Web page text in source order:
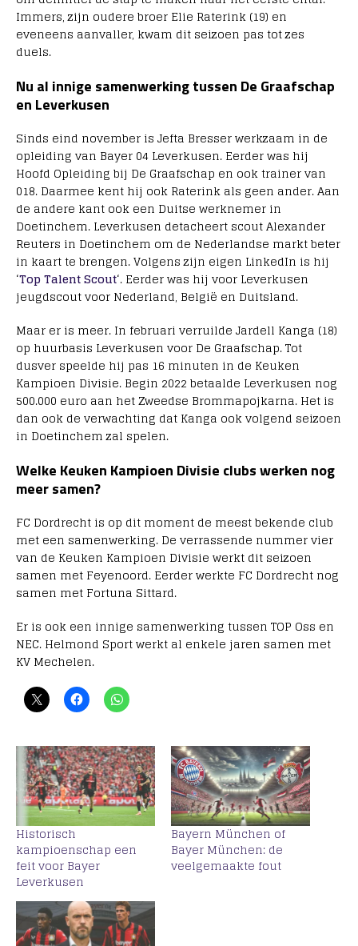
Immers, zijn oudere broer Elie Raterink (19) en
eveneens aanvaller, kwam dit seizoen pas tot zes
duels.
Nu al innige samenwerking tussen De Graafschap
en Leverkusen
Sinds eind november is Jefta Bresser werkzaam in de
opleiding van Bayer 04 Leverkusen. Eerder was hij
Hoofd Opleiding bij De Graafschap en ook trainer van
018. Daarmee kent hij ook Raterink als geen ander. Aan
de andere kant ook een Duitse werknemer in
Doetinchem. Leverkusen detacheert scout Alexander
Reuters in Doetinchem om de Nederlandse markt beter
in kaart te brengen. Volgens zijn eigen LinkedIn is hij
‘Top Talent Scout‘. Eerder was hij voor Leverkusen
jeugdscout voor Nederland, België en Duitsland.
Maar er is meer. In februari verruilde Jardell Kanga (18)
op huurbasis Leverkusen voor De Graafschap. Tot
dusver speelde hij pas 16 minuten in de Keuken
Kampioen Divisie. Begin 2022 betaalde Leverkusen nog
500.000 euro aan het Zweedse Brommapojkarna. Het is
dan ook de verwachting dat Kanga ook volgend seizoen
in Doetinchem zal spelen.
Welke Keuken Kampioen Divisie clubs werken nog
meer samen?
FC Dordrecht is op dit moment de meest bekende club
met een samenwerking. De verrassende nummer vier
van de Keuken Kampioen Divisie werkt dit seizoen
samen met Feyenoord. Eerder werkte FC Dordrecht nog
samen met Fortuna Sittard.
Er is ook een innige samenwerking tussen TOP Oss en
NEC. Helmond Sport werkt al enkele jaren samen met
KV Mechelen.
Historisch
kampioenschap een
feit voor Bayer
Leverkusen
Bayern München of
Bayer München: de
veelgemaakte fout